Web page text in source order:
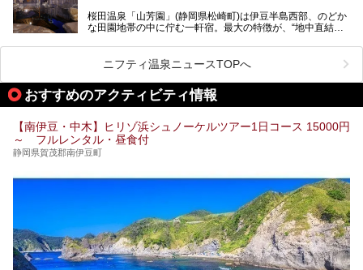
入れる温泉施設、チェックしたい観光スポットやアクティビ
ティなどを一挙にまとめピックアップ。伊豆稲取温泉を訪れ
桜田温泉「山芳園」(静岡県松崎町)は伊豆半島西部、のどか
な田園地帯の中に佇む一軒宿。最大の特徴が、“地中直結か
地下に眠る源泉を加水・加温・消毒無し、さらには途中過程
で空気にも触れさせることなく浴槽まで提供。「究極の源泉
かけ流し」と言っても決して過言ではありません。
今回、桜田温泉「山芳園」の“温泉”を中心に、その魅力を詳
細レポート。また口コミの評判も非常に高い宿であり、客室
や食事も併せて徹底紹介します！
ニフティ温泉ニュースTOPへ
おすすめのアクティビティ情報
【南伊豆・中木】ヒリゾ浜シュノーケルツアー1日コース 15000円
～ フルレンタル・昼食付
静岡県賀茂郡南伊豆町